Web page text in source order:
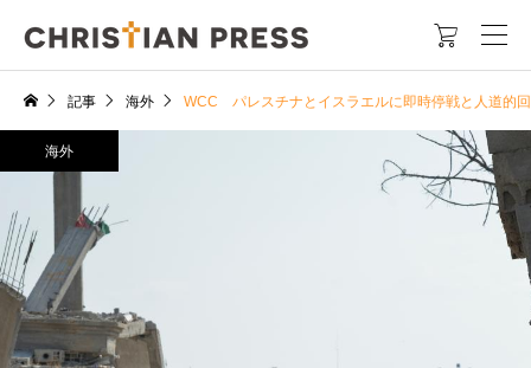

記事 海外 WCC パレスチナとイスラエルに即時停戦と人道的
海外